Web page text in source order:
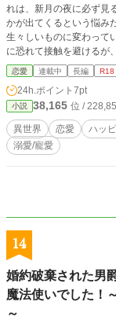
れは、新月の夜に必ず見
かが出てくるという悩み
生々しいものに変わっていく。 一方的に繰り返される夢に、千代
に恐れて接触を避けるが
う。神主は「元服まで君
と言い、鬼の姿となって
のほか優しく、温かくて――？ 「私が食べたいんですよね？ そ
て食べないんですか……
い」 「弱った。君が泣く
の方が苦痛だ」 ――愛おしいから食べてしまいたい。愛しているから食らいた
くない。 これは孤独な鬼が愛する女性を喰らうまでのお話。 「千代、鬼の執着
恋愛 連載中 長編 R18
24h.ポイント 7pt
小説 38,165 位 /
異世界 恋愛 ハッ
溺愛/寵愛
14
婚約破棄された男
魔法使いでした！
～